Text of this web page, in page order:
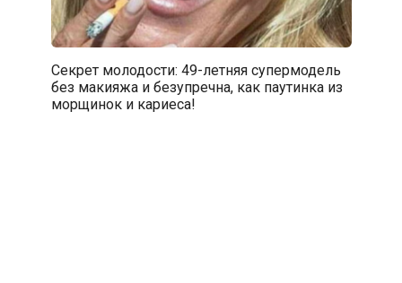
Секрет молодости: 49-летняя супермодель
без макияжа и безупречна, как паутинка из
морщинок и кариеса!